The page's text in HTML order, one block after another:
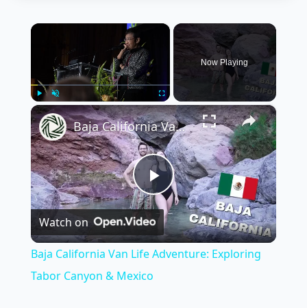
×
Play Fullscreen
Now Playing
×
Play
Video
Baja California Van Life Adventure: Exploring Tabor Canyon & Mexico
Watch on
Baja California Van Life Adventure: Exploring
Tabor Canyon & Mexico